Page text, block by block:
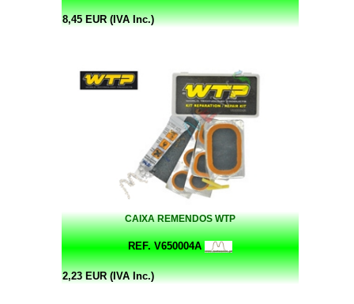
8,45 EUR (IVA Inc.)
CAIXA REMENDOS WTP
REF. V650004A
2,23 EUR (IVA Inc.)